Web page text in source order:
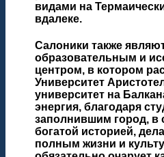
видами на
вдалеке.
Салоники также
образовательным и
центром, в котором
Университет
университет на
энергия, благодаря
заполнившим город, в
богатой историей,
полным жизни и